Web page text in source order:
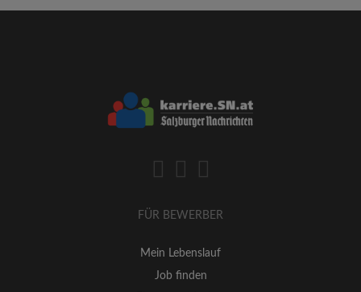
FÜR BEWERBER
Mein Lebenslauf
Job finden